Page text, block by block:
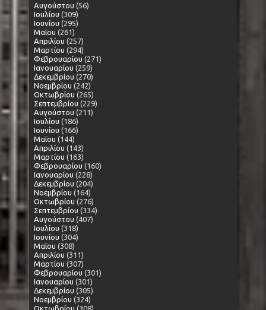
Αυγούστου (56)
Ιουλίου (309)
Ιουνίου (295)
Μαΐου (261)
Απριλίου (257)
Μαρτίου (294)
Φεβρουαρίου (271)
Ιανουαρίου (259)
Δεκεμβρίου (270)
Νοεμβρίου (242)
Οκτωβρίου (265)
Σεπτεμβρίου (229)
Αυγούστου (211)
Ιουλίου (186)
Ιουνίου (166)
Μαΐου (144)
Απριλίου (143)
Μαρτίου (163)
Φεβρουαρίου (160)
Ιανουαρίου (228)
Δεκεμβρίου (204)
Νοεμβρίου (164)
Οκτωβρίου (276)
Σεπτεμβρίου (334)
Αυγούστου (407)
Ιουλίου (318)
Ιουνίου (304)
Μαΐου (308)
Απριλίου (311)
Μαρτίου (307)
Φεβρουαρίου (301)
Ιανουαρίου (301)
Δεκεμβρίου (305)
Νοεμβρίου (324)
Οκτωβρίου (308)